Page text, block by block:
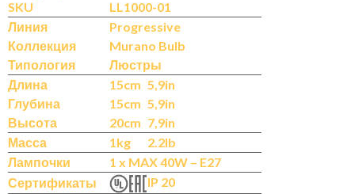
SKU
LL1000-01
Линия
Progressive
Коллекция
Murano Bulb
Типология
Люстры
Длина
15cm 5,9in
Глубина
15cm 5,9in
Высота
20cm 7,9in
Масса
1kg
2.2lb
Лампочки
1 x MAX 40W – E27
Сертификаты
IP 20